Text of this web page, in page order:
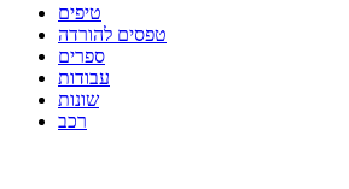
טיפים
טפסים להורדה
ספרים
עבודות
שונות
רכב